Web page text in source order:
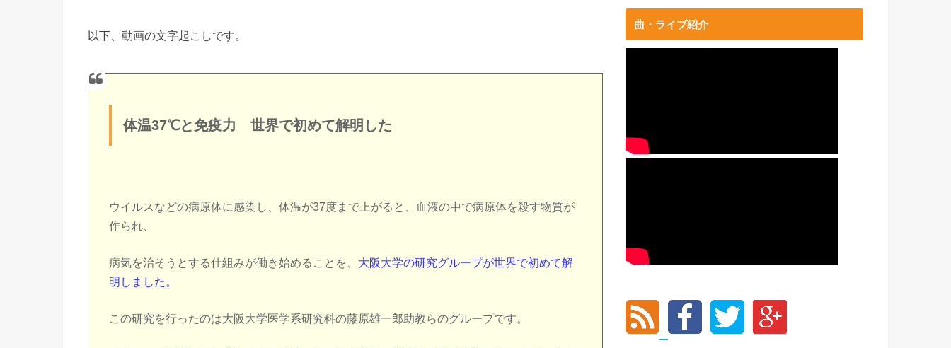
以下、動画の文字起こしです。
体温37℃と免疫力 世界で初めて解明した
ウイルスなどの病原体に感染し、体温が37度まで上がると、血液の中で病原体を殺す物質が
作られ、
病気を治そうとする仕組みが働き始めることを、 大阪大学の研究グループが世界で初めて解
明しました。
この研究を行ったのは大阪大学医学系研究科の藤原雄一郎助教らのグループです。
曲・ライブ紹介